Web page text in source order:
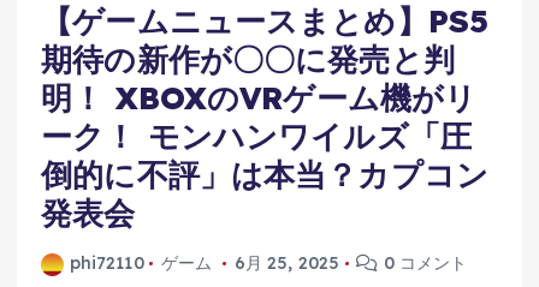
【ゲームニュースまとめ】PS5
期待の新作が〇〇に発売と判
明！ XBOXのVRゲーム機がリ
ーク！ モンハンワイルズ「圧
倒的に不評」は本当？カプコン
発表会
phi72110 ゲーム 6月 25, 2025 0 コメント